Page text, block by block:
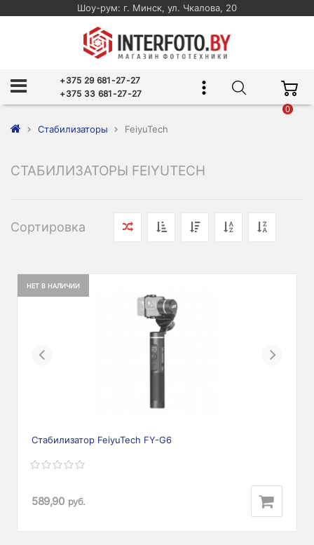
Шоу-рум: г. Минск, ул. Чкалова, 20
+375 29 681-27-27
+375 33 681-27-27
0
Стабилизаторы FeiyuTech
СТАБИЛИЗАТОРЫ FEIYUTECH
Сортировка
НЕТ В НАЛИЧИИ
Previous Next
Стабилизатор FeiyuTech FY-G6
589,90 руб.